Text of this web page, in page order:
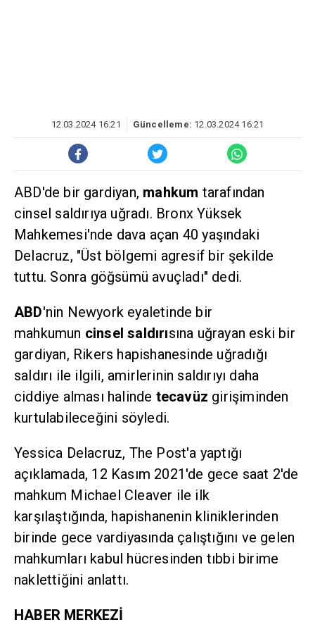
12.03.2024 16:21 Güncelleme: 12.03.2024 16:21
ABD'de bir gardiyan, mahkum tarafından
cinsel saldırıya uğradı. Bronx Yüksek
Mahkemesi'nde dava açan 40 yaşındaki
Delacruz, "Üst bölgemi agresif bir şekilde
tuttu. Sonra göğsümü avuçladı" dedi.
ABD'nin Newyork eyaletinde bir
mahkumun cinsel saldırısına uğrayan eski bir
gardiyan, Rikers hapishanesinde uğradığı
saldırı ile ilgili, amirlerinin saldırıyı daha
ciddiye alması halinde tecavüz girişiminden
kurtulabileceğini söyledi.
Yessica Delacruz, The Post'a yaptığı
açıklamada, 12 Kasım 2021'de gece saat 2'de
mahkum Michael Cleaver ile ilk
karşılaştığında, hapishanenin kliniklerinden
birinde gece vardiyasında çalıştığını ve gelen
mahkumları kabul hücresinden tıbbi birime
naklettiğini anlattı.
HABER MERKEZİ